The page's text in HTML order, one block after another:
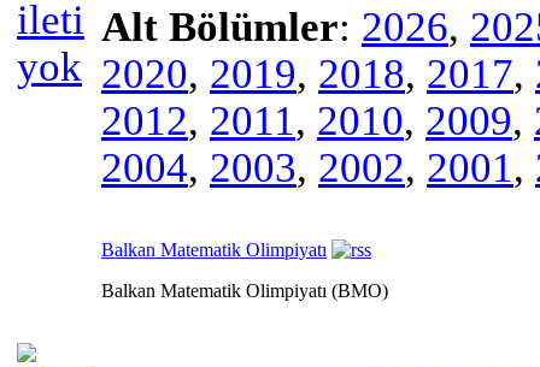
Alt Bölümler: 2026,
2020, 2019, 2018, 2017,
2012, 2011, 2010, 2009,
2004, 2003, 2002, 2001,
Balkan Matematik Olimpiyatı
Balkan Matematik Olimpiyatı (BMO)